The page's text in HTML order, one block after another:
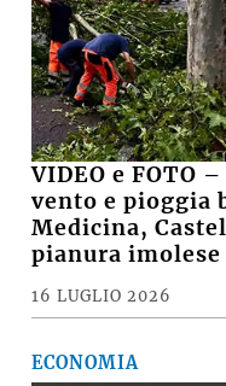
VIDEO e FOTO
vento e pioggia
Medicina,
pianura imolese
16 LUGLIO 2026
ECONOMIA